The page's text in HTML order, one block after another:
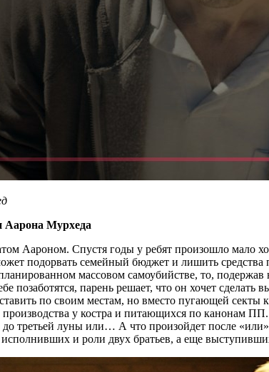
Аарона Мурхеда
Аароном. Спустя годы у ребят произошло
подорвать семейный бюджет и лишить средства
массовом самоубийстве, то, подержав
позаботятся, парень решает, что он хочет
по своим местам, но вместо пугающей
у костра и питающихся по канонам
третьей луны или… А что произойдет после
и роли двух братьев, а еще